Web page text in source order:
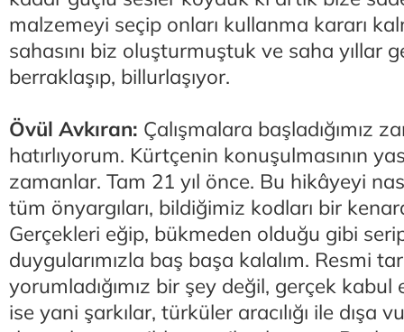
malzemeyi seçip onları kullanma kararı
sahasını biz oluşturmuştuk ve saha yıllar
berraklaşıp, billurlaşıyor.
Övül Avkıran: Çalışmalara başladığımız
hatırlıyorum. Kürtçenin konuşulmasının
zamanlar. Tam 21 yıl önce. Bu hikâyeyi
tüm önyargıları, bildiğimiz kodları bir
Gerçekleri eğip, bükmeden olduğu gibi
duygularımızla baş başa kalalım. Resmi
yorumladığımız bir şey değil, gerçek
ise yani şarkılar, türküler aracılığı ile dışa